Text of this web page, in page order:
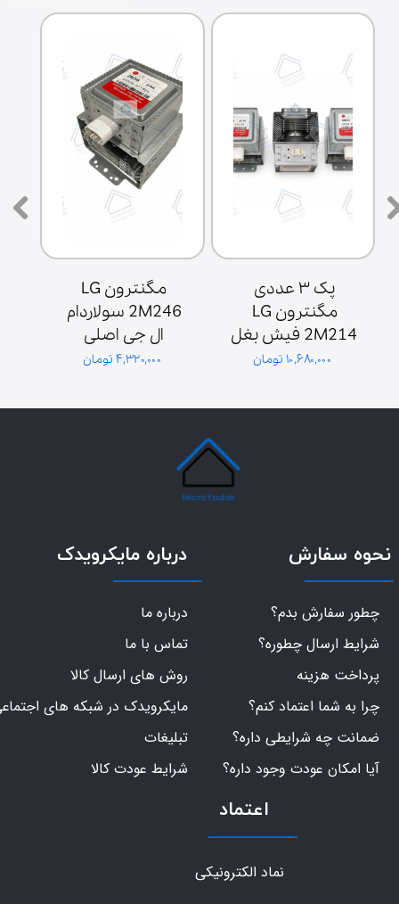
۴,۳۲۰,۰۰۰ تومان ۱۰,۶۸۰,۰۰۰ تومان
نحوه سفارش
چطور سفارش بدم؟
شرایط ارسال چطوره؟
پرداخت هزینه
چرا به شما اعتماد کنم؟
ضمانت چه شرایطی داره؟
آیا امکان عودت وجود داره؟
اعتماد
نماد الکترونیکی
درباره مایکرویدک
درباره ما
تماس با ما
روش های ارسال کالا
مایکرویدک در شبکه های
تبلیغات
شرایط عودت کالا